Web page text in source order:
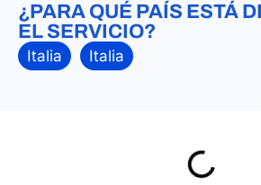
¿PARA QUÉ PAÍS ESTÁ
EL SERVICIO?
Italia Italia